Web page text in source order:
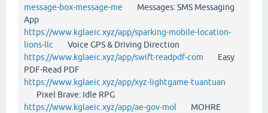
message-box-message-me Messages: SMS Messaging
App
https://www.kglaeic.xyz/app/sparking-mobile-location-
lions-llc Voice GPS & Driving Direction
https://www.kglaeic.xyz/app/swift-readpdf-com Easy
PDF-Read PDF
https://www.kglaeic.xyz/app/xyz-lightgame-tuantuan
Pixel Brave: Idle RPG
https://www.kglaeic.xyz/app/ae-gov-mol MOHRE